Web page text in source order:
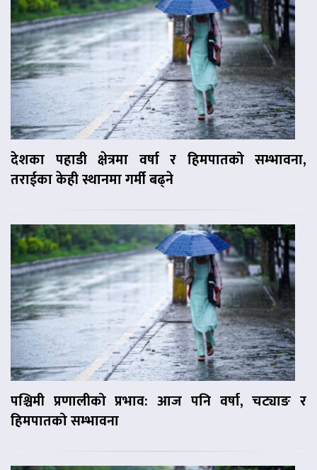
देशका पहाडी क्षेत्रमा वर्षा र हिमपातको सम्भावना,
तराईका केही स्थानमा गर्मी बढ्ने
पश्चिमी प्रणालीको प्रभाव: आज पनि वर्षा, चट्याङ र
हिमपातको सम्भावना